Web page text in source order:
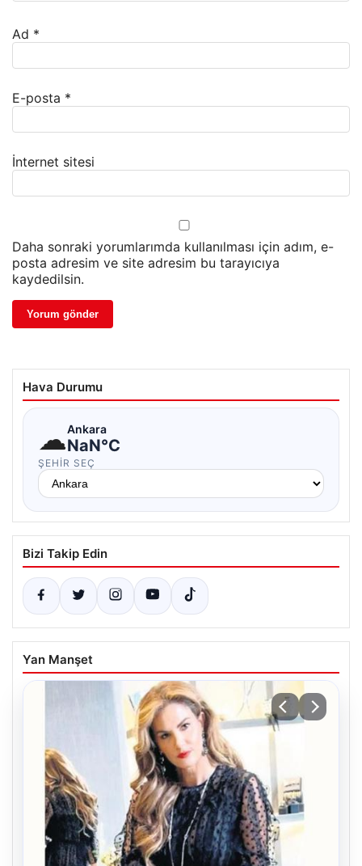
Ad *
E-posta *
İnternet sitesi
Daha sonraki yorumlarımda kullanılması için adım, e-
posta adresim ve site adresim bu tarayıcıya
kaydedilsin.
Hava Durumu
☁Ankara
NaN°C
ŞEHIR SEÇ
Bizi Takip Edin
Yan Manşet